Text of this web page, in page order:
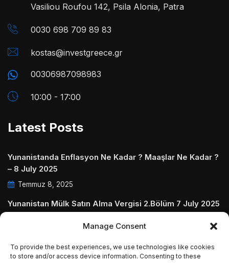
Manage Consent
To provide the best experiences, we use technologies like cookies
to store and/or access device information. Consenting to these
Vasiliou Roufou 142, Psila Alonia, Patra
0030 698 709 89 83
kostas@investgreece.gr
00306987098983
10:00 - 17:00
Latest Posts
Yunanistanda Enflasyon Ne Kadar ? Maaşlar Ne Kadar ?
– 8 July 2025
Temmuz 8, 2025
Yunanistan Mülk Satın Alma Vergisi 2.Bölüm 7 July 2025
July 2025